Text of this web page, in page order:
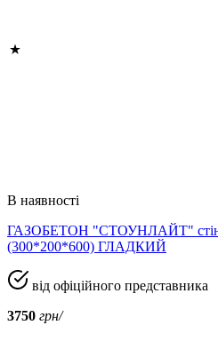
В наявності
ГАЗОБЕТОН "СТОУНЛАЙТ"
(300*200*600) ГЛАДКИЙ
від офіційного представника
3750 грн/